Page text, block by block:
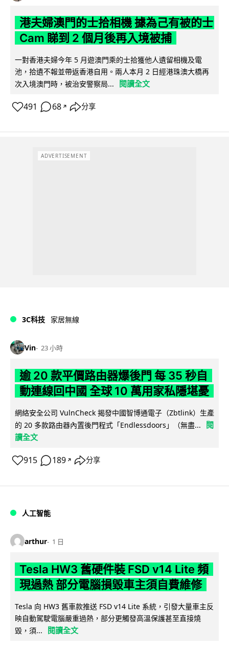
港夫婦澳門的士拾相機 據為己有被的士
Cam 睇到 2 個月後再入境被捕
一對香港夫婦今年 5 月遊澳門乘的士拾獲他人遺留相機及電
池，拾遺不報並帶返香港自用。兩人本月 2 日經港珠澳大橋再
次入境澳門時，被治安警察局...
閱讀全文
491 68 ↗ 分享
ADVERTISEMENT
3C科技 家居無線
Vin 23 小時
逾 20 款平價路由器爆後門 每 35 秒自
動連線回中國 全球 10 萬用家私隱堪憂
網絡安全公司 VulnCheck 揭發中國智博通電子（Zbtlink）生產
的 20 多款路由器內置後門程式「Endlessdoors」（無盡...
閱
讀全文
915 189 ↗ 分享
人工智能
arthur 1 日
Tesla HW3 舊硬件裝 FSD v14 Lite 頻
現過熱 部分電腦損毀車主須自費維修
Tesla 向 HW3 舊車款推送 FSD v14 Lite 系統，引發大量車主反
映自動駕駛電腦嚴重過熱，部分更觸發高溫保護甚至直接燒
毀，須...
閱讀全文